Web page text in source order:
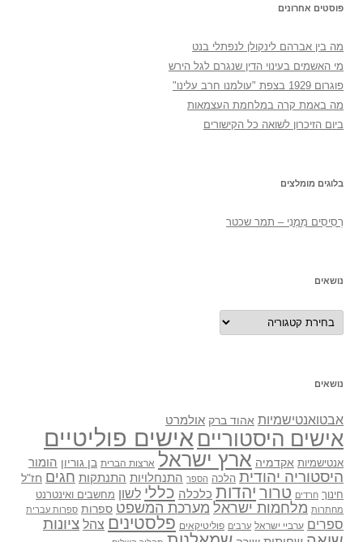
פוסטים אחרונים
מה בין אברהם לינקולן לנפתלי בנט
מי האשמים בעינוי הדין שנגרם לגל הירש
פוגרום 1929 בצפת "עולמנו חרב עלינו"
מה באמת קרה במלחמת העצמאות
ביום הזיכרון לשואה כל הקישורים
בלוגים מומלצים
רְסִיסִים מִמֶנִי – תמר שכטר
נושאים
נושאים
נושאים
אבטואנטישמיות אהוד ברק אולמרט
אישים היסטוריים אישים פוליטיים
אנטישמיות אקדמיה ארץ ישראל ארצות הברית בן גוריון הומור
היסטוריה יהודית הלכה הספר התנחלויות התנתקות חגים חז"ל
חינוך חרדים טרור יהדות כלכלה כללי לשון מחשבים ואינטרנט
מחתרות מלחמות ישראל מערכת המשפט ספרות ספרות עברית
ספרים ערביי ישראל ערבים פוליטיקאים פלסטינים צהל ציונות